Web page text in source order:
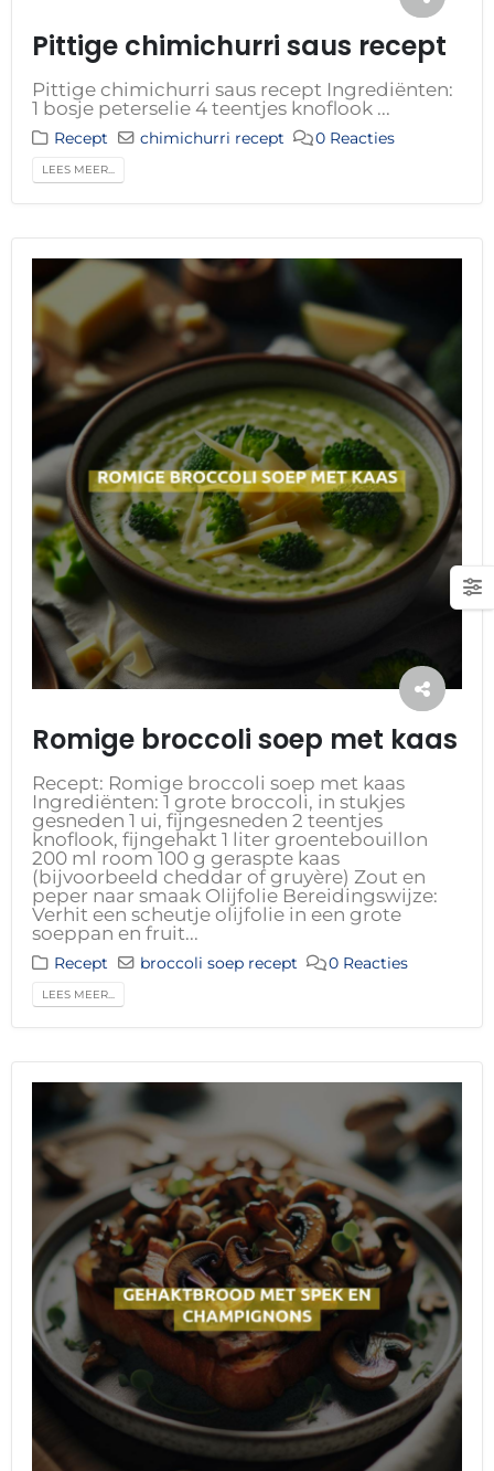
Pittige chimichurri saus recept
Pittige chimichurri saus recept Ingrediënten:
1 bosje peterselie 4 teentjes knoflook ...
Recept chimichurri recept 0 Reacties
LEES MEER...
Romige broccoli soep met kaas
Recept: Romige broccoli soep met kaas
Ingrediënten: 1 grote broccoli, in stukjes
gesneden 1 ui, fijngesneden 2 teentjes
knoflook, fijngehakt 1 liter groentebouillon
200 ml room 100 g geraspte kaas
(bijvoorbeeld cheddar of gruyère) Zout en
peper naar smaak Olijfolie Bereidingswijze:
Verhit een scheutje olijfolie in een grote
soeppan en fruit...
Recept broccoli soep recept 0 Reacties
LEES MEER...